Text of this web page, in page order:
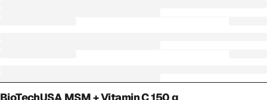
BioTechUSA MSM + Vitamin C 150 g